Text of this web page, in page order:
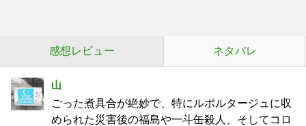
感想レビュー ネタバレ
山
ごった煮具合が絶妙で、特にルポルタージュに収
められた災害後の福島や一斗缶殺人、そしてコロ